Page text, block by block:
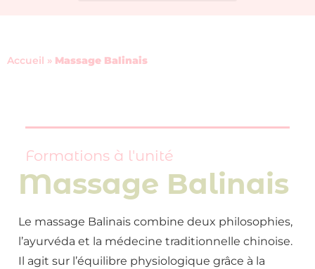
Accueil » Massage Balinais
Formations à l'unité
Massage Balinais
Le massage Balinais combine deux philosophies,
l’ayurvéda et la médecine traditionnelle chinoise.
Il agit sur l’équilibre physiologique grâce à la